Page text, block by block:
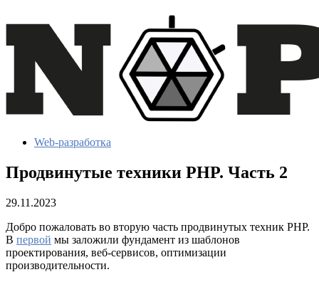
Web-разработка
Продвинутые техники PHP. Часть 2
29.11.2023
Добро пожаловать во вторую часть продвинутых техник PHP.
В первой мы заложили фундамент из шаблонов
проектирования, веб-сервисов, оптимизации
производительности.